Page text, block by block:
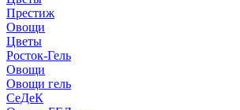
Престиж
Овощи
Цветы
Росток-Гель
Овощи
Овощи гель
СеДеК